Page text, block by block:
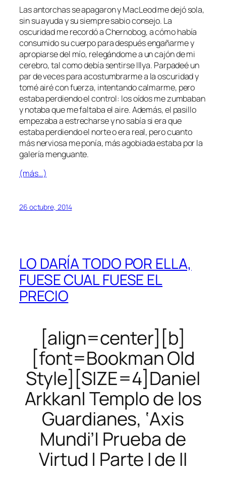
Las antorchas se apagaron y MacLeod me dejó sola,
sin su ayuda y su siempre sabio consejo. La
oscuridad me recordó a Chernobog, a cómo había
consumido su cuerpo para después engañarme y
apropiarse del mío, relegándome a un cajón de mi
cerebro, tal como debía sentirse Illya. Parpadeé un
par de veces para acostumbrarme a la oscuridad y
tomé airé con fuerza, intentando calmarme, pero
estaba perdiendo el control: los oídos me zumbaban
y notaba que me faltaba el aire. Además, el pasillo
empezaba a estrecharse y no sabía si era que
estaba perdiendo el norte o era real, pero cuanto
más nerviosa me ponía, más agobiada estaba por la
galería menguante.
(más…)
26 octubre, 2014
LO DARÍA TODO POR ELLA,
FUESE CUAL FUESE EL
PRECIO
[align=center][b]
[font=Bookman Old
Style][SIZE=4]Daniel
Arkkan| Templo de los
Guardianes, ‘Axis
Mundi’| Prueba de
Virtud | Parte I de II